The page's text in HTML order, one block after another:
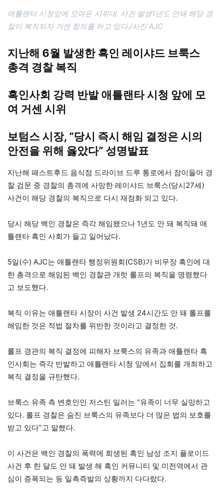
애틀랜타 시청앞에 모여든 시위대. 사건 발생1년도 안돼 해당 경
찰이 복직되자 거센 항의를 하고 있다./사진 AJC
지난해 6월 발생한 흑인 레이샤드 브룩스
총격 경찰 복직
흑인사회 강력 반발 애틀랜타 시청 앞에 모
여 거센 시위
보텀스 시장, “당시 즉시 해임 결정은 시의
안전을 위해 옳았다” 성명발표
지난해 패스트후드 음식점 드라이브 드루 통로에서 잠이들어 경
찰 검문 중 경찰의 총격에 사망한 레이샤드 브룩스(당시27세)
사건이 해당 경찰의 복직으로 다시 재점화 되고 있다.
당시 해당 백인 경찰은 즉각 해임됐으나 1년도 안 돼 복직돼 애
틀랜타 흑인 사회가 들고 일어났다.
5일(수) AJC는 애틀랜타 행정위원회(CSB)가 비무장 흑인에 대
한 총격으로 해임된 백인 경찰관 개럿 롤프의 복직을 명령했다
고 보도했다.
복직 이유는 애틀랜타 시장이 사건 발생 24시간도 안 돼 롤프를
해임한 것은 적법 절차를 위반한 것이라고 결정한 것.
롤프 경관의 복직 결정에 피해자 브룩스의 유족과 애틀랜타 흑
인사회는 즉각 반발하고 애틀랜타 시청 앞에서 집회를 개최하고
복직 결정을 규탄했다.
브룩스 유족 측 변호인인 저스틴 밀러는 “유족이 너무 실망하고
있다. 롤프 경찰은 숨진 브룩스의 유족보다 더 많은 법의 보호를
받고 있다”고 말했다.
이 사건은 백인 경찰의 폭력에 희생된 흑인 남성 조지 플로이드
사건 후 한 달도 안 돼 발생 해 흑인 커뮤니티 및 미전역에서 관
심이 증폭되는 등 일촉즉발의 상황까지 다다랐다.